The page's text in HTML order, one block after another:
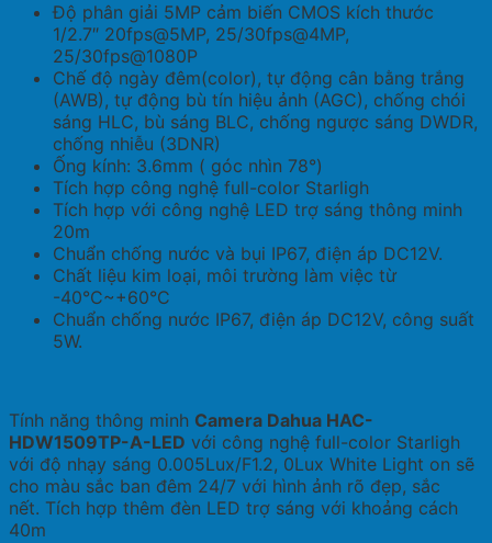
Độ phân giải 5MP cảm biến CMOS kích thước
1/2.7″ 20fps@5MP, 25/30fps@4MP,
25/30fps@1080P
Chế độ ngày đêm(color), tự động cân bằng trắng
(AWB), tự động bù tín hiệu ảnh (AGC), chống chói
sáng HLC, bù sáng BLC, chống ngược sáng DWDR,
chống nhiễu (3DNR)
Ống kính: 3.6mm ( góc nhìn 78°)
Tích hợp công nghệ full-color Starligh
Tích hợp với công nghệ LED trợ sáng thông minh
20m
Chuẩn chống nước và bụi IP67, điện áp DC12V.
Chất liệu kim loại, môi trường làm việc từ
-40°C~+60°C
Chuẩn chống nước IP67, điện áp DC12V, công suất
5W.
Tính năng thông minh Camera Dahua HAC-
HDW1509TP-A-LED với công nghệ full-color Starligh
với độ nhạy sáng 0.005Lux/F1.2, 0Lux White Light on sẽ
cho màu sắc ban đêm 24/7 với hình ảnh rõ đẹp, sắc
nết. Tích hợp thêm đèn LED trợ sáng với khoảng cách
40m